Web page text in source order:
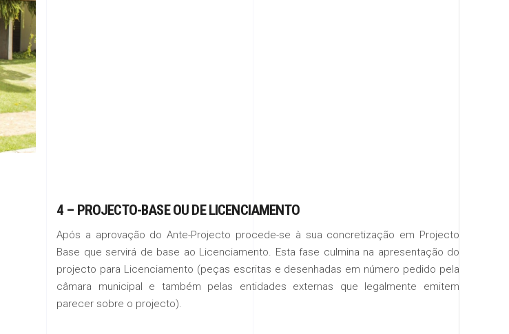
4 – PROJECTO-BASE OU DE LICENCIAMENTO
Após a aprovação do Ante-Projecto procede-se à sua concretização em Projecto
Base que servirá de base ao Licenciamento. Esta fase culmina na apresentação do
projecto para Licenciamento (peças escritas e desenhadas em número pedido pela
câmara municipal e também pelas entidades externas que legalmente emitem
parecer sobre o projecto).